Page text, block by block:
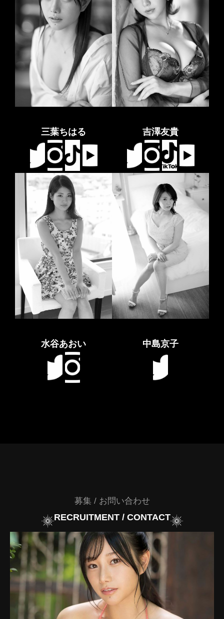
三葉ちはる 吉澤友貴
水谷あおい 中島京子
募集 / お問い合わせ
RECRUITMENT / CONTACT